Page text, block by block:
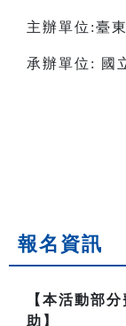
主辦單位:臺
承辦單位: 國
報名資訊
【本活動部
助】